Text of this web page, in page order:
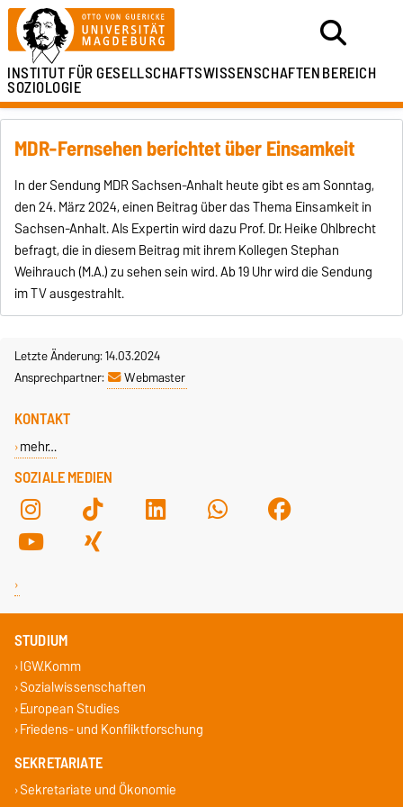
INSTITUT FÜRGESELLSCHAFTSWISSENSCHAFTENBEREICH
SOZIOLOGIE
MDR-Fernsehen berichtet über Einsamkeit
In der Sendung MDR Sachsen-Anhalt heute gibt es am Sonntag,
den 24. März 2024, einen Beitrag über das Thema Einsamkeit in
Sachsen-Anhalt. Als Expertin wird dazu Prof. Dr. Heike Ohlbrecht
befragt, die in diesem Beitrag mit ihrem Kollegen Stephan
Weihrauch (M.A.) zu sehen sein wird. Ab 19 Uhr wird die Sendung
im TV ausgestrahlt.
Letzte Änderung: 14.03.2024
Ansprechpartner:
Webmaster
SOZIALE MEDIEN
KONTAKT
mehr…
STUDIUM
IGW.Komm
Sozialwissenschaften
European Studies
Friedens- und Konfliktforschung
SEKRETARIATE
Sekretariate und Ökonomie